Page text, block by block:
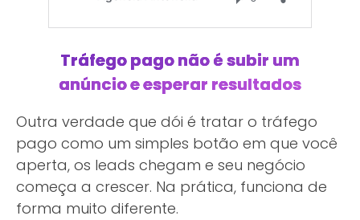
Tráfego pago não é subir um
anúncio e esperar resultados
Outra verdade que dói é tratar o tráfego
pago como um simples botão em que você
aperta, os leads chegam e seu negócio
começa a crescer. Na prática, funciona de
forma muito diferente.